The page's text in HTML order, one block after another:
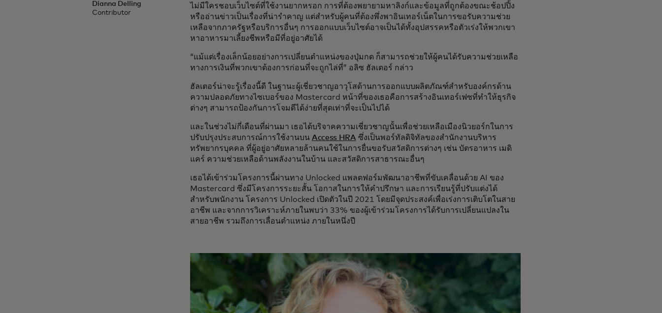
Dianna Delling
Contributor
ไม่มีใครชอบเว็บไซต์ที่ใช้งานยากหรอก การที่ต้องพยายามหาลิงก์และข้อมูลที่ถูกต้องขณะช้อปปิ้ง
หรืออ่านข่าวเป็นเรื่องที่น่ารำคาญ แต่สำหรับผู้คนที่ต้องพึ่งพาอินเทอร์เน็ตในการขอรับความช่วย
เหลือจากภาครัฐหรือบริการอื่นๆ การออกแบบเว็บไซต์อาจเป็นได้ทั้งอุปสรรคหรือตัวเร่งให้พวกเขา
หาอาหารมาเลี้ยงชีพหรือมีที่อยู่อาศัยได้
“แม้แต่เรื่องเล็กน้อยอย่างการเปลี่ยนตำแหน่งของปุ่มกด ก็สามารถช่วยให้ผู้คนได้รับความช่วยเหลือ
ทางการเงินที่พวกเขาต้องการก่อนที่จะถูกไล่ที่” อลิซ ฮัลเตอร์ กล่าว
ฮัลเตอร์น่าจะรู้เรื่องนี้ดี ในฐานะผู้เชี่ยวชาญอาวุโสด้านการออกแบบผลิตภัณฑ์สำหรับองค์กรด้าน
ความปลอดภัยทางไซเบอร์ของ Mastercard หน้าที่ของเธอคือการสร้างอินเทอร์เฟซที่ทำให้ธุรกิจ
ต่างๆ สามารถป้องกันการโจมตีได้ง่ายที่สุดเท่าที่จะเป็นไปได้
และในช่วงไม่กี่เดือนที่ผ่านมา เธอได้บริจาคความเชี่ยวชาญนั้นเพื่อช่วยเหลือเมืองนิวยอร์กในการ
ปรับปรุงประสบการณ์การใช้งานบน Access HRA ซึ่งเป็นพอร์ทัลดิจิทัลของสำนักงานบริหาร
ทรัพยากรบุคคล ที่ผู้อยู่อาศัยหลายล้านคนใช้ในการยื่นขอรับสวัสดิการต่างๆ เช่น บัตรอาหาร เมดิ
แคร์ ความช่วยเหลือด้านพลังงานในบ้าน และสวัสดิการสาธารณะอื่นๆ
เธอได้เข้าร่วมโครงการนี้ผ่านทาง Unlocked แพลตฟอร์มพัฒนาอาชีพที่ขับเคลื่อนด้วย AI ของ
Mastercard ซึ่งมีโครงการระยะสั้น โอกาสในการให้คำปรึกษา และการเรียนรู้ที่ปรับแต่งได้
สำหรับพนักงาน โครงการ Unlocked เปิดตัวในปี 2021 โดยมีจุดประสงค์เพื่อเร่งการเติบโตในสาย
อาชีพ และจากการวิเคราะห์ภายในพบว่า 33% ของผู้เข้าร่วมโครงการได้รับการเปลี่ยนแปลงใน
สายอาชีพ รวมถึงการเลื่อนตำแหน่ง ภายในหนึ่งปี